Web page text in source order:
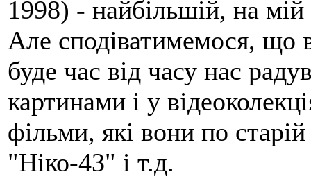
1998) - найбільшій, на мій
Але сподіватимемося, що
буде час від часу нас
картинами і у
фільми, які вони по
"Ніко-43" і т.д.